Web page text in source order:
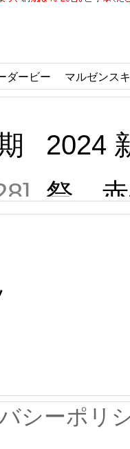
ーダービー マルゼン
2024
祭 赤
プレ
シーポリ